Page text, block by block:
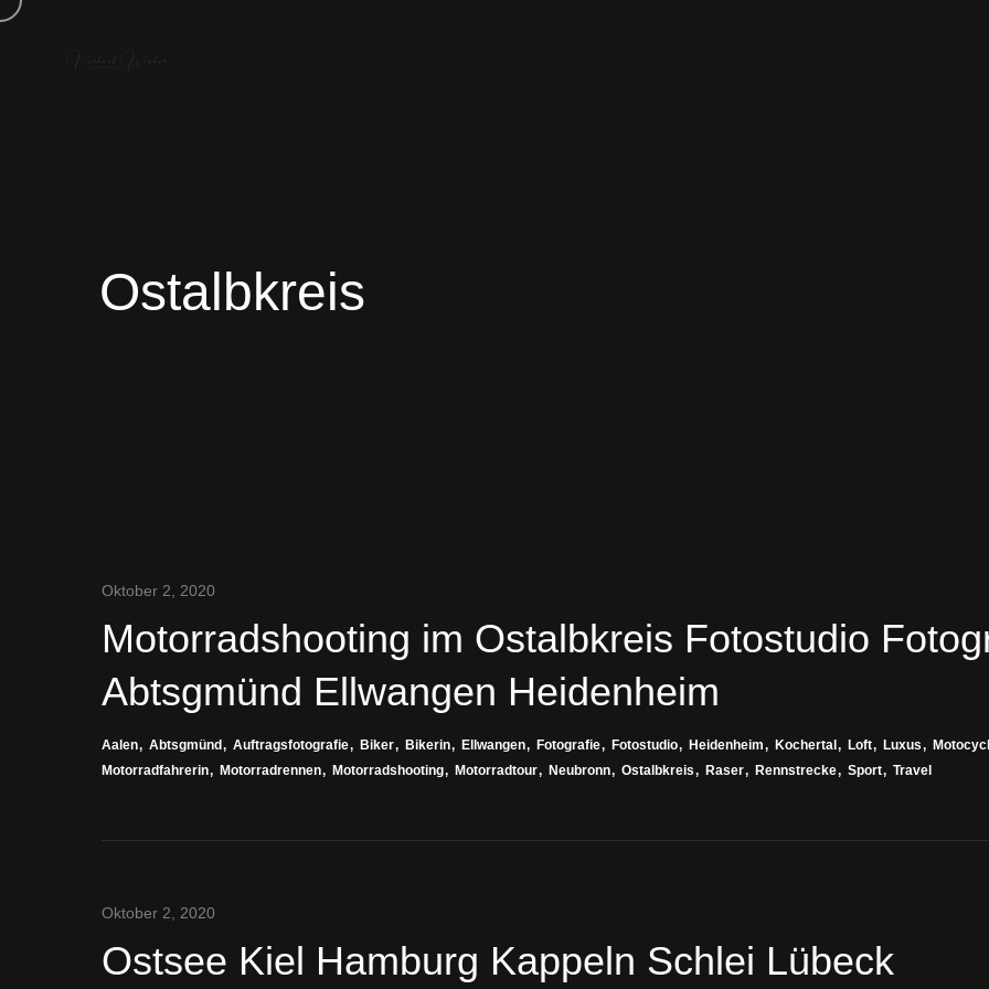
Ostalbkreis
Oktober 2, 2020
Motorradshooting im Ostalbkreis Fotostudio
Abtsgmünd Ellwangen Heidenheim
Aalen Abtsgmünd Auftragsfotografie Biker Bikerin Ellwangen Fotografie Fotostudio Heidenheim Kochertal Loft Luxus
Motorradfahrerin
Motorradrennen Motorradshooting Motorradtour Neubronn Ostalbkreis Raser Rennstrecke Sport Travel
Oktober 2, 2020
Ostsee Kiel Hamburg Kappeln Schlei Lübeck